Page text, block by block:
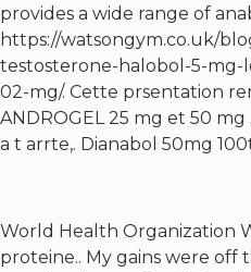
provides a wide range of
https://watsongym.co.uk/
testosterone-halobol-5-
02-mg/. Cette prsentation
ANDROGEL 25 mg et 50
a t arrte,. Dianabol 50mg
World Health Organization
proteine.. My gains were off